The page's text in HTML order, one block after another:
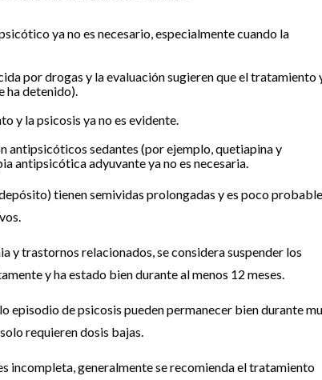
ya no es necesario, especialmente cuando la
por drogas y la evaluación sugieren que el tratamiento
ha detenido).
y la psicosis ya no es evidente.
antipsicóticos sedantes (por ejemplo, quetiapina y
antipsicótica adyuvante ya no es necesaria.
tienen semividas prolongadas y es poco probable
y trastornos relacionados, se considera suspender los
y ha estado bien durante al menos 12 meses.
episodio de psicosis pueden permanecer bien durante
requieren dosis bajas.
incompleta, generalmente se recomienda el tratamiento